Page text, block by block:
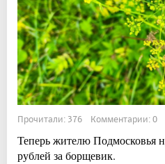
Прочитали: 376 Комментарии: 0
Теперь жителю Подмосковья
рублей за борщевик.